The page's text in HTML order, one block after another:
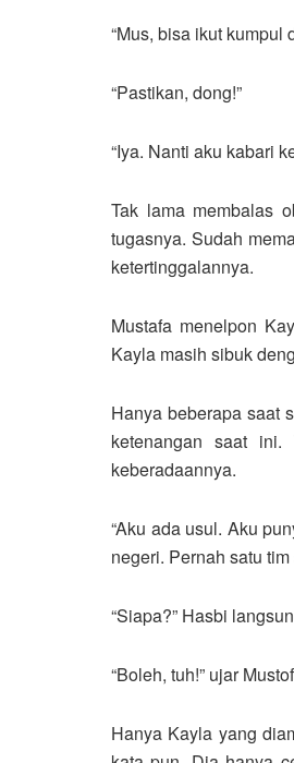
“Mus, bisa ikut kumpul
“Pastikan, dong!”
“Iya. Nanti aku kabari
Tak lama membalas
tugasnya. Sudah
ketertinggalannya.
Mustafa menelpon
Kayla masih sibuk
Hanya beberapa saat
ketenangan saat
keberadaannya.
“Aku ada usul. Aku
negeri. Pernah satu
“Siapa?” Hasbi
“Boleh, tuh!” ujar
Hanya Kayla yang